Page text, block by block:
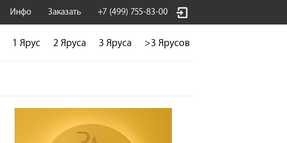
Инфо Заказать +7 (499) 755-83-00
1 Ярус 2 Яруса 3 Яруса >3 Ярусов